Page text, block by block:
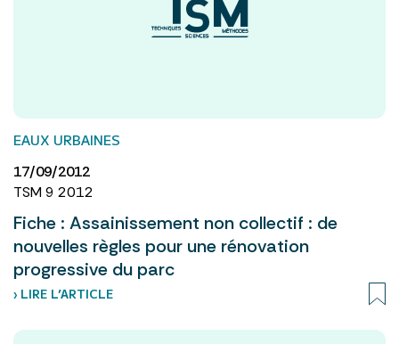
EAUX URBAINES
17/09/2012
TSM 9 2012
Fiche : Assainissement non collectif : de
nouvelles règles pour une rénovation
progressive du parc
› LIRE L’ARTICLE